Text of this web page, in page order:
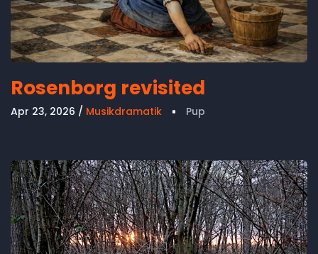
Rosenborg revisited
Apr 23, 2026 Musikdramatik Pup